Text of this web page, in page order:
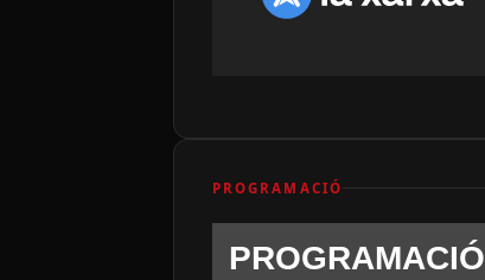
PROGRAMACIÓ
PROGRAMACIÓ